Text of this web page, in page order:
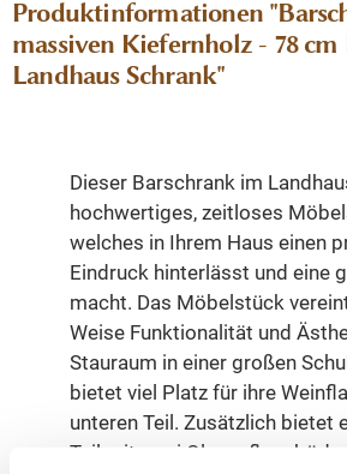
Produktinformationen
massiven Kiefernholz - 78
Landhaus Schrank"
Dieser Barschrank im
hochwertiges, zeitloses
welches in Ihrem Haus einen
Eindruck hinterlässt und eine
macht. Das Möbelstück
Weise Funktionalität und
Stauraum in einer großen
bietet viel Platz für ihre
unteren Teil. Zusätzlich bietet
Teil mit zwei